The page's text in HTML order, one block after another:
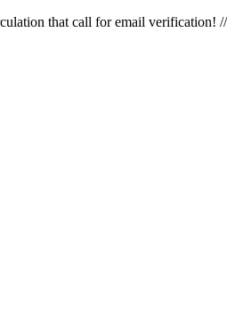
that call for email verification!